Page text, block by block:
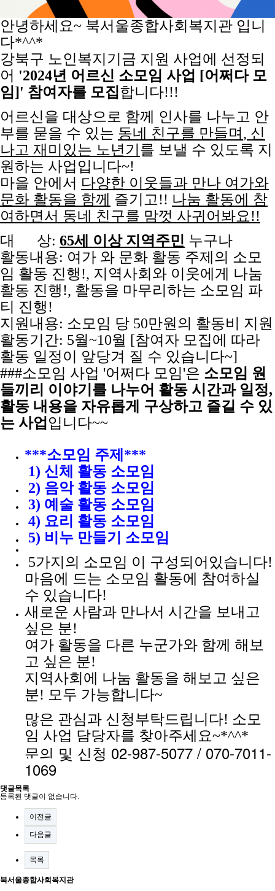
안녕하세요~ 북서울종합사회복지관 입니
다*^^*
강북구 노인복지기금 지원 사업에 선정되
어 '2024년 어르신 소모임 사업 [어쩌다 모
임]' 참여자를 모집합니다!!!
어르신을 대상으로 함께 인사를 나누고 안
부를 묻을 수 있는 동네 친구를 만들며 , 신
나고 재미있는 노년기 를 보낼 수 있도록 지
원하는 사업입니다~!
마을 안에서 다양한 이웃들과 만나 여가와
문화 활동을 함께
즐기고!! 나눔 활동에 참
여하면서 동네 친구를 맘껏 사귀어봐요!!
대 상: 65세 이상지역주민 누구나
활동내용: 여가 와 문화 활동 주제의 소모
임 활동 진행!, 지역사회와 이웃에게 나눔
활동 진행!, 활동을 마무리하는 소모임 파
티 진행!
지원내용: 소모임 당 50만원의 활동비 지원
활동기간: 5월~10월 [참여자 모집에 따라
활동 일정이 앞당겨 질 수 있습니다~]
###소모임 사업 '어쩌다 모임'은 소모임 원
들끼리 이야기를 나누어 활동 시간과 일정,
활동 내용을 자유롭게 구상하고 즐길 수 있
는 사업 입니다~~
***소모임 주제***
1) 신체 활동 소모임
2) 음악 활동 소모임
3) 예술 활동 소모임
4) 요리 활동 소모임
5) 비누 만들기 소모임
5가지의 소모임 이 구성되어있습니다!
마음에 드는 소모임 활동에 참여하실
수 있습니다!
새로운 사람과 만나서 시간을 보내고
싶은 분!
여가 활동을 다른 누군가와 함께 해보
고 싶은 분!
지역사회에 나눔 활동을 해보고 싶은
분! 모두 가능합니다~
많은 관심과 신청부탁드립니다! 소모
임 사업 담당자를 찾아주세요~*^^*
문의 및 신청 02-987-5077 / 070-7011-
1069
댓글목록
등록된 댓글이 없습니다.
이전글
다음글
목록
북서울종합사회복지관